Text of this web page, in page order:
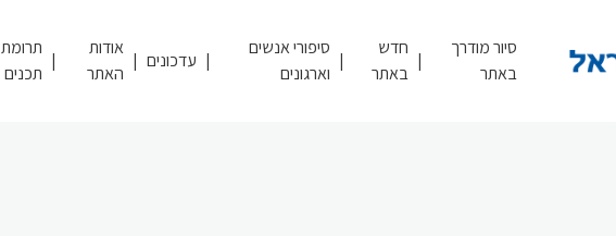
סיור מודרך
באתר
חדש
באתר
סיפורי אנשים
וארגונים
עדכונים
אודות
האתר
תרומת
תכנים